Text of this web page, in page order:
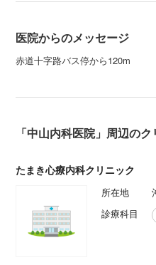
医院からのメッセージ
赤道十字路バス停から120m
「中山内科医院」周辺の
たまき心療内科クリニック
所在地
診療科目